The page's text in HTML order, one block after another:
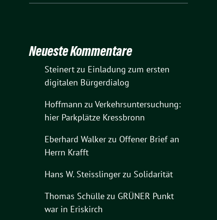
Neueste Kommentare
Steinertzu Einladung zum ersten
digitalen Bürgerdialog
Hoffmann zu Verkehrsuntersuchung:
hier Parkplätze Kressbronn
Eberhard Walkerzu Offener Brief an
Herrn Krafft
Hans W. Steisslingerzu Solidarität
Thomas Schüllezu GRÜNER Punkt
war in Eriskirch